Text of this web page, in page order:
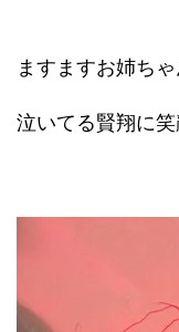
ますますお姉ち
泣いてる賢翔に